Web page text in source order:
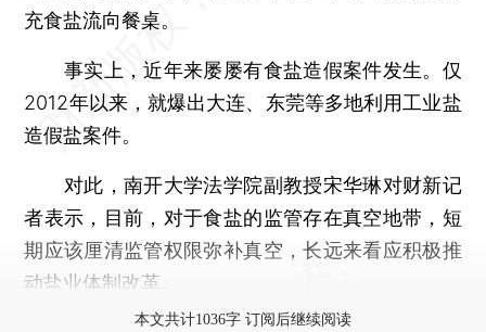
充食盐流向餐桌。
事实上，近年来屡屡有食盐造假案件发生。仅
2012年以来，就爆出大连、东莞等多地利用工业盐
造假盐案件。
对此，南开大学法学院副教授宋华琳对财新记
者表示，目前，对于食盐的监管存在真空地带，短
期应该厘清监管权限弥补真空，长远来看应积极推
动盐业体制改革。
本文共计1036字 订阅后继续阅读